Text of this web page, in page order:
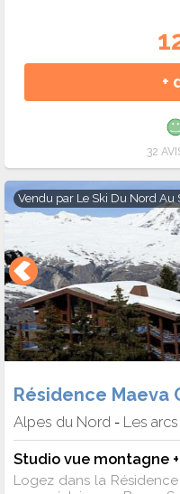
+
32
Vendu par Le Ski Du Nord Au
Résidence Maeva
Alpes du Nord - Les arcs
Logez dans la